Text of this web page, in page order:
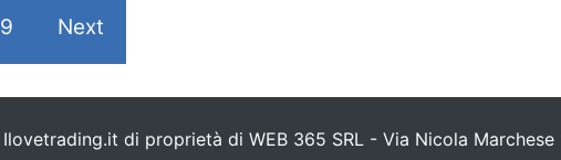
9 Next
Ilovetrading.it di proprietà di WEB 365 SRL - Via Nicola Marchese